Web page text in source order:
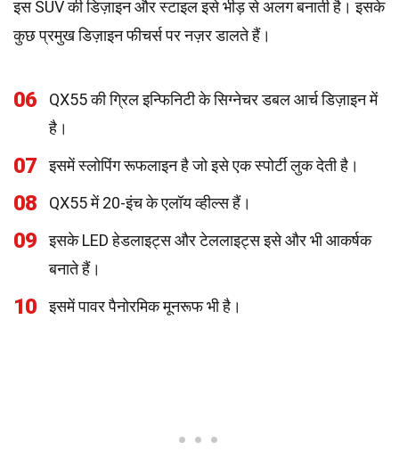
इस SUV की डिज़ाइन और स्टाइल इसे भीड़ से अलग बनाती है। इसके
कुछ प्रमुख डिज़ाइन फीचर्स पर नज़र डालते हैं।
06
QX55 की ग्रिल इन्फिनिटी के सिग्नेचर डबल आर्च डिज़ाइन में
है।
07 इसमें स्लोपिंग रूफलाइन है जो इसे एक स्पोर्टी लुक देती है।
08 QX55 में 20-इंच के एलॉय व्हील्स हैं।
09
इसके LED हेडलाइट्स और टेललाइट्स इसे और भी आकर्षक
बनाते हैं।
10 इसमें पावर पैनोरमिक मूनरूफ भी है।